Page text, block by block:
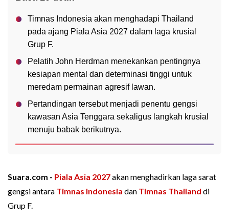
Timnas Indonesia akan menghadapi Thailand
pada ajang Piala Asia 2027 dalam laga krusial
Grup F.
Pelatih John Herdman menekankan pentingnya
kesiapan mental dan determinasi tinggi untuk
meredam permainan agresif lawan.
Pertandingan tersebut menjadi penentu gengsi
kawasan Asia Tenggara sekaligus langkah krusial
menuju babak berikutnya.
Suara.com - Piala Asia 2027akan menghadirkan laga sarat
gengsi antara Timnas Indonesia dan Timnas Thailand di
Grup F.